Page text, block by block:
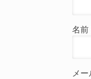
名前
メー